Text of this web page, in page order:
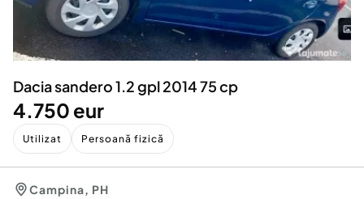
Servicii
Animale de companie
Afaceri și echipamente profesionale
Inchiriere Bunuri si Vehicule
Utilaje agricole si industriale
Piese auto si accesorii
Dacia Duster
Dacia sandero 1.2 gpl 2014 75 cp
4.750 eur
Utilizat Persoană fizică
Campina, PH